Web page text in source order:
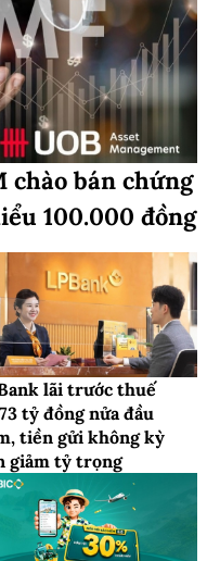
chào bán chứng
100.000 đồng
lãi trước thuế
tỷ đồng nửa đầu
tiền gửi không kỳ
giảm tỷ trọng